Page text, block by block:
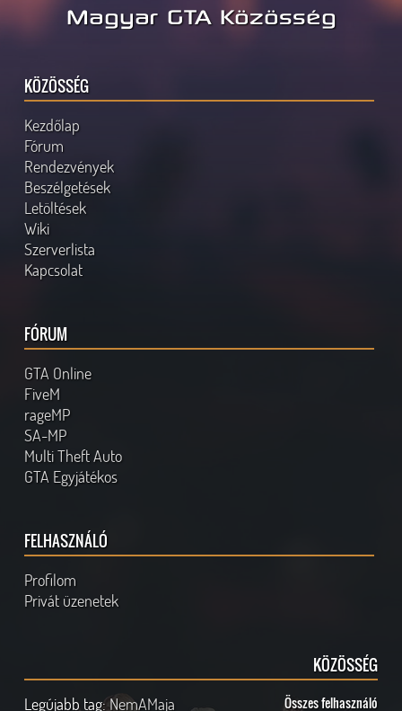
Magyar GTA Közösség
KÖZÖSSÉG
Kezdőlap
Fórum
Rendezvények
Beszélgetések
Letöltések
Wiki
Szerverlista
Kapcsolat
FÓRUM
GTA Online
FiveM
rageMP
SA-MP
Multi Theft Auto
GTA Egyjátékos
FELHASZNÁLÓ
Profilom
Privát üzenetek
KÖZÖSSÉG
Legújabb tag:NemAMaja Összes felhasználó